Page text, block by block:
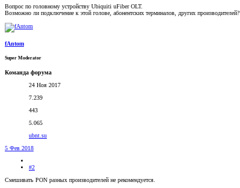
Вопрос по головному устройству Ubiquiti uFiber OLT.
Возможно ли подключение к этой голове, абонентских терминалов, других производителей?
fAntom
Super Moderator
Команда форума
24 Ноя 2017
7.239
443
5.065
ubnt.su
5 Фев 2018
#2
Смешивать PON разных производителей не рекомендуется.